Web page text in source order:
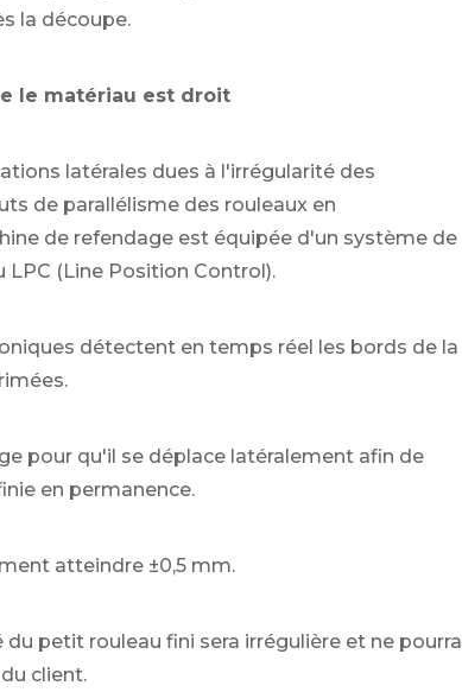
la découpe.
le matériau est droit
latérales dues à l'irrégularité des
de parallélisme des rouleaux en
de refendage est équipée d'un système de
(Line Position Control).
détectent en temps réel les bords de la
pour qu'il se déplace latéralement afin de
en permanence.
atteindre ±0,5 mm.
petit rouleau fini sera irrégulière et ne pourra
client.